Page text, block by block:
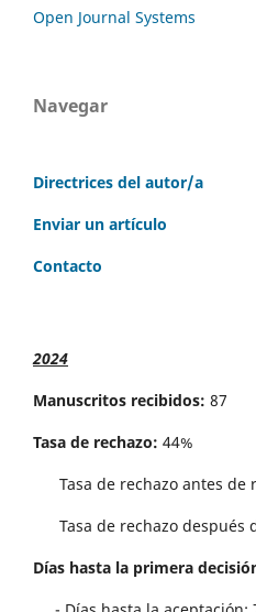
Open Journal Systems
Navegar
Directrices del autor/a
Enviar un artículo
Contacto
2024
Manuscritos recibidos: 87
Tasa de rechazo: 44%
Tasa de rechazo antes de
Tasa de rechazo después
Días hasta la primera